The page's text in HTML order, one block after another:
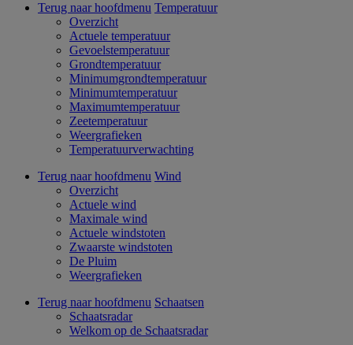
Terug naar hoofdmenu Temperatuur
Overzicht
Actuele temperatuur
Gevoelstemperatuur
Grondtemperatuur
Minimumgrondtemperatuur
Minimumtemperatuur
Maximumtemperatuur
Zeetemperatuur
Weergrafieken
Temperatuurverwachting
Terug naar hoofdmenu Wind
Overzicht
Actuele wind
Maximale wind
Actuele windstoten
Zwaarste windstoten
De Pluim
Weergrafieken
Terug naar hoofdmenu Schaatsen
Schaatsradar
Welkom op de Schaatsradar